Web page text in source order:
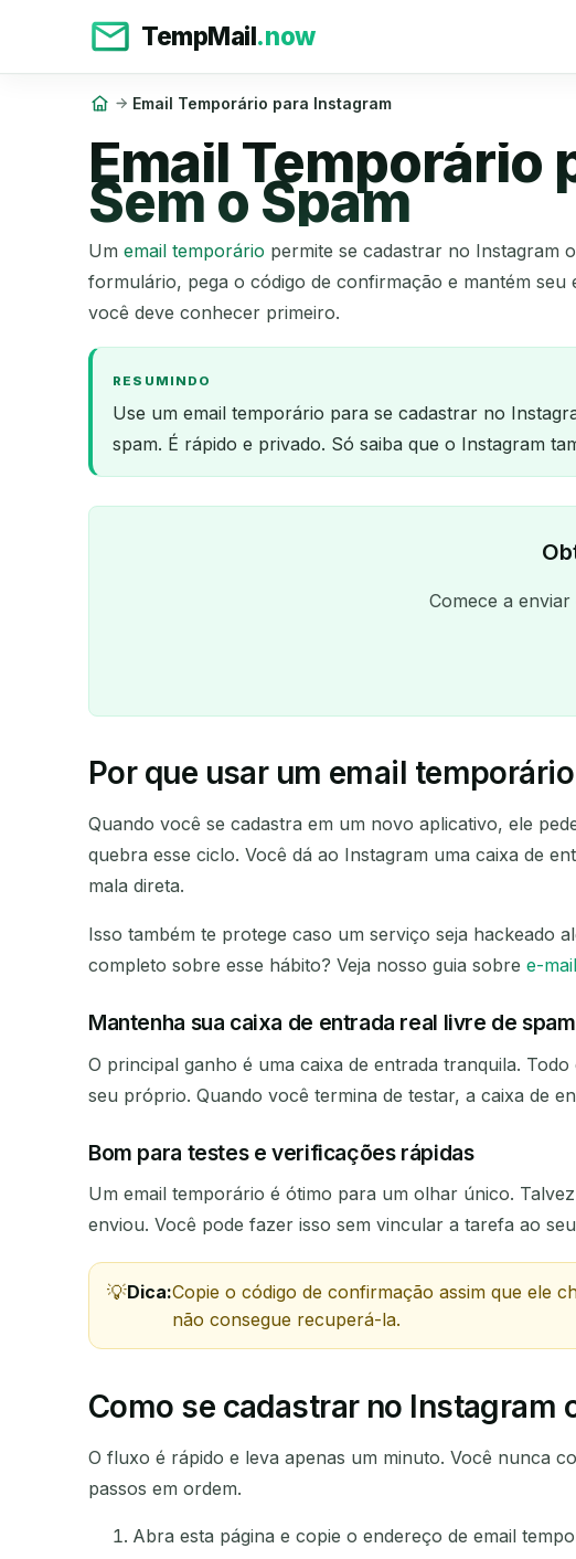
TempMail.now
Email Temporário para Instagram
Email Temporário
Sem o Spam
Um email temporário permite se cadastrar no Instagram
formulário, pega o código de confirmação e mantém
você deve conhecer primeiro.
RESUMINDO
Use um email temporário para se cadastrar no
spam. É rápido e privado. Só saiba que o Instagram
Comece a
Seu
Excluir
Por que usar um email
Quando você se cadastra em um novo aplicativo, ele
quebra esse ciclo. Você dá ao Instagram uma caixa de
mala direta.
Isso também te protege caso um serviço seja hackeado
completo sobre esse hábito? Veja nosso guia sobre e-
Mantenha sua caixa de entrada real livre de spam
O principal ganho é uma caixa de entrada tranquila.
seu próprio. Quando você termina de testar, a caixa de
Bom para testes e verificações rápidas
Um email temporário é ótimo para um olhar único.
enviou. Você pode fazer isso sem vincular a tarefa ao
Dica:Copie o código de confirmação assim que ele
não consegue recuperá-la.
Como se cadastrar no Instagram
O fluxo é rápido e leva apenas um minuto. Você nunca
passos em ordem.
Abra esta página e copie o endereço de email